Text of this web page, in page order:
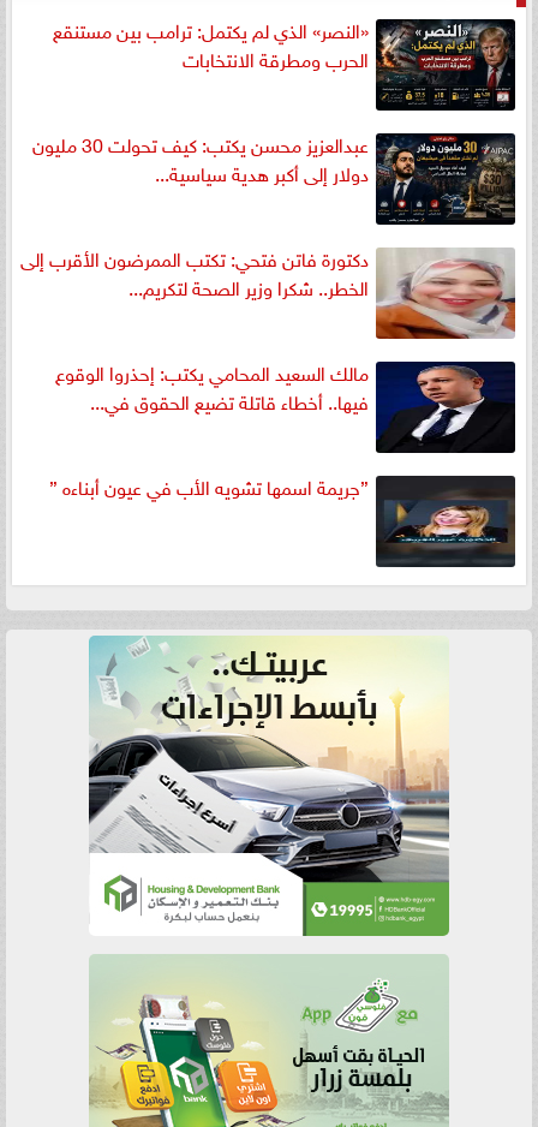
«النصر» الذي لم يكتمل: ترامب بين مستنقع
الحرب ومطرقة الانتخابات
عبدالعزيز محسن يكتب: كيف تحولت 30 مليون
دولار إلى أكبر هدية سياسية...
دكتورة فاتن فتحي: تكتب الممرضون الأقرب إلى
الخطر.. شكرا وزير الصحة لتكريم...
مالك السعيد المحامي يكتب: إحذروا الوقوع
فيها.. أخطاء قاتلة تضيع الحقوق في...
”جريمة اسمها تشويه الأب في عيون أبناءه ”